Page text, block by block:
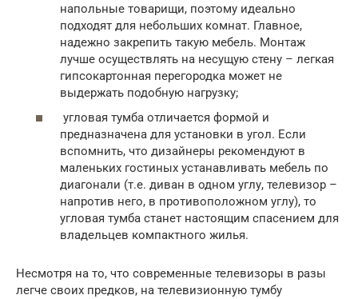
напольные товарищи, поэтому идеально
подходят для небольших комнат. Главное,
надежно закрепить такую мебель. Монтаж
лучше осуществлять на несущую стену – легкая
гипсокартонная перегородка может не
выдержать подобную нагрузку;
угловая тумба отличается формой и
предназначена для установки в угол. Если
вспомнить, что дизайнеры рекомендуют в
маленьких гостиных устанавливать мебель по
диагонали (т.е. диван в одном углу, телевизор –
напротив него, в противоположном углу), то
угловая тумба станет настоящим спасением для
владельцев компактного жилья.
Несмотря на то, что современные телевизоры в разы
легче своих предков, на телевизионную тумбу